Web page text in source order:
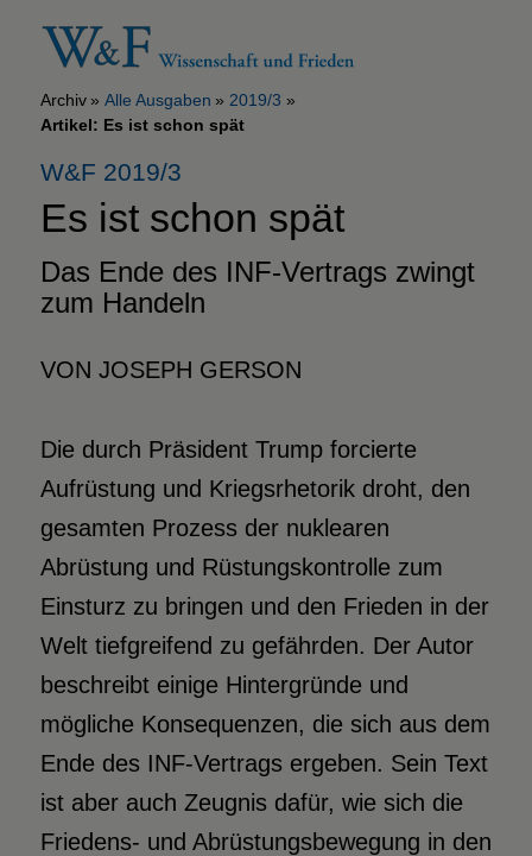
Archiv Alle Ausgaben
2019/3
Artikel: Es ist schon spät
W&F 2019/3
Es ist schon spät
Das Ende des INF-Vertrags zwingt
zum Handeln
VON JOSEPH GERSON
Die durch Präsident Trump forcierte
Aufrüstung und Kriegsrhetorik droht, den
gesamten Prozess der nuklearen
Abrüstung und Rüstungskontrolle zum
Einsturz zu bringen und den Frieden in der
Welt tiefgreifend zu gefährden. Der Autor
beschreibt einige Hintergründe und
mögliche Konsequenzen, die sich aus dem
Ende des INF-Vertrags ergeben. Sein Text
ist aber auch Zeugnis dafür, wie sich die
Friedens- und Abrüstungsbewegung in den